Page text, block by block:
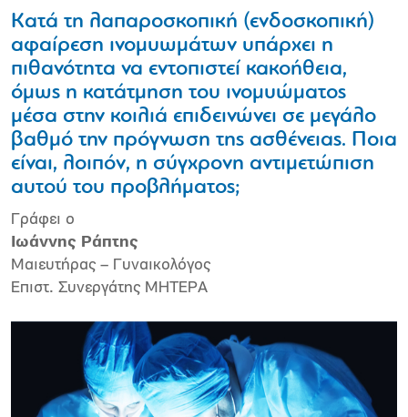
Κατά τη λαπαροσκοπική (ενδοσκοπική)
αφαίρεση ινομυωμάτων υπάρχει η
πιθανότητα να εντοπιστεί κακοήθεια,
όμως η κατάτμηση του ινομυώματος
μέσα στην κοιλιά επιδεινώνει σε μεγάλο
βαθμό την πρόγνωση της ασθένειας. Ποια
είναι, λοιπόν, η σύγχρονη αντιμετώπιση
αυτού του προβλήματος;
Γράφει ο
Ιωάννης Ράπτης
Μαιευτήρας – Γυναικολόγος
Επιστ. Συνεργάτης ΜΗΤΕΡΑ